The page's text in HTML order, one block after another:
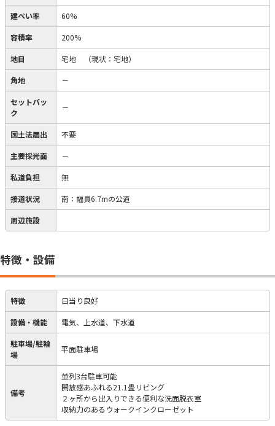
建ぺい率 60%
容積率 200%
地目 宅地 （現状：宅地）
角地 －
セットバッ
ク
－
国土法届出 不要
主要採光面 －
私道負担 無
接道状況 南：幅員6.7mの公道
周辺施設
特徴・設備
特徴 日当り良好
設備・機能 電気、上水道、下水道
駐車場/駐輪
場
平面駐車場
備考
並列3台駐車可能
開放感あふれる21.1畳リビング
２ヶ所から出入りできる便利な洗面脱衣室
収納力のあるウォークインクローゼット